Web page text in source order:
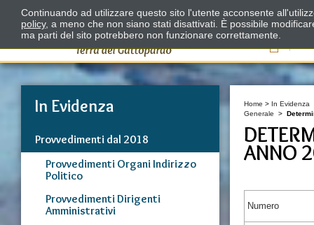
Il
In Evidenza
Provvedimenti dal 2018
Provvedimenti Organi Indirizzo
Politico
Provvedimenti Dirigenti
Amministrativi
Home > In Evidenza
Generale
>
ANNO
Numero
Continuando ad utilizzare questo sito l'utente acconsente
policy, a meno che non siano stati disattivati. È possibile
ma parti del sito potrebbero non funzionare correttamente.